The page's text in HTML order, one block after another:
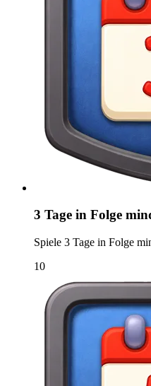
3 Tage in Folge
Spiele 3 Tage in Folge
10